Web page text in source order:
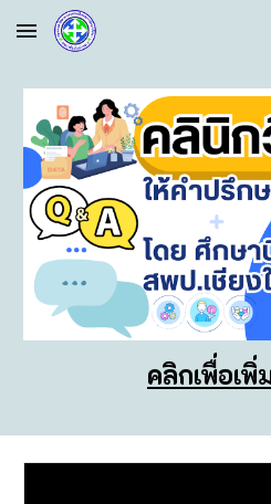
Skip to main content
คลิกเพื่อเพิ่